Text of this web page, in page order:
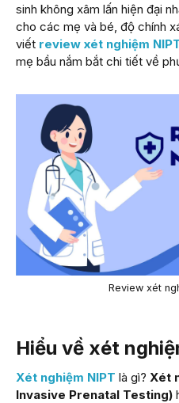
sinh không xâm lấn hiện đại
cho các mẹ và bé, độ chính
viết review xét nghiệm
mẹ bầu nắm bắt chi tiết về
Review xét
Hiểu về xét
Xét nghiệm NIPT là gì? Xét
Invasive Prenatal Testing)